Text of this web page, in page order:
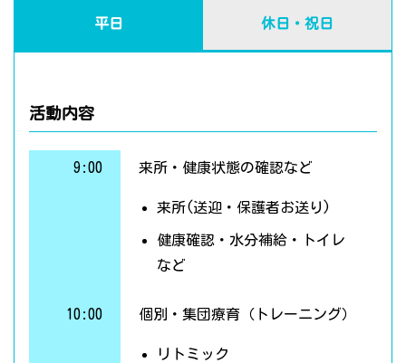
平日 休日・祝日
活動内容
9:00 来所・健康状態の確認など
来所(送迎・保護者お送り)
健康確認・水分補給・トイレ
など
10:00 個別・集団療育（トレーニング）
リトミック